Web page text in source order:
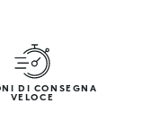
DI CONSEGNA
VELOCE